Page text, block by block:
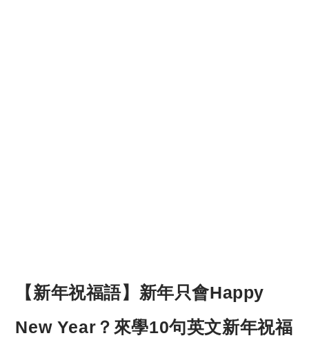
【新年祝福語】新年只會Happy
New Year？來學10句英文新年祝福